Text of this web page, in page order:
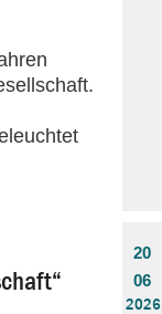
20
06
2026